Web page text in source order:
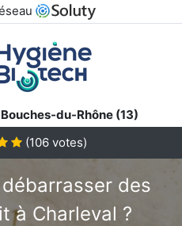
du-Rhône (13)
(106 votes)
des
à Charleval ?